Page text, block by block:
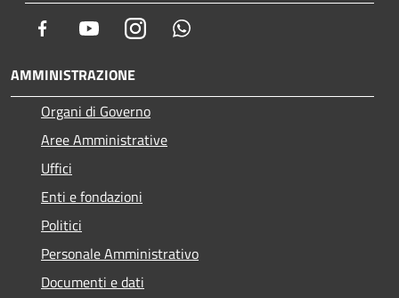
Facebook YoutubeInstagram
AMMINISTRAZIONE
Organi di Governo
Aree Amministrative
Uffici
Enti e fondazioni
Politici
Personale Amministrativo
Documenti e dati